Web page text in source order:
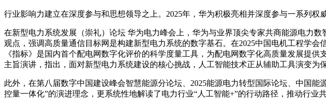
行业影响力建立在深度参与和思想领导之上。2025年，华为积极亮相并深度参与一系列权
在新型电力系统发展（崇礼）论坛 华为电力峰会上，华为与业界顶尖专家共商能源电力
观点，强调高质量通信目标网是构建新型电力系统的数字基石。在2025中国电机工程学
《指标》是国内首个配电网数字化评价的科学度量工具，为配电网数字化高质量发展提
主旨演讲，指出，面对新型电力系统建设的核心挑战，人工智能技术正从辅助工具演变为
此外，在第八届数字中国建设峰会智慧能源分论坛、2025能源电力转型国际论坛、中国
控量一体化”的演进理念，更系统性地解读了电力行业“人工智能+”的行动路径，推动行业